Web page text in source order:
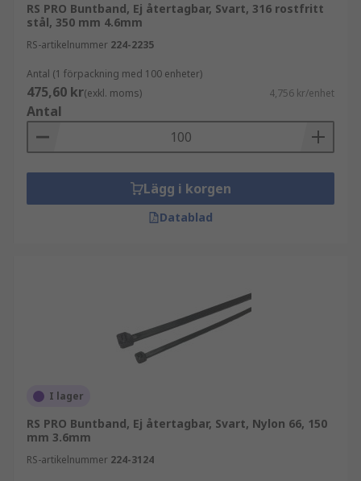
RS PRO Buntband, Ej återtagbar, Svart, 316 rostfritt
stål, 350 mm 4.6mm
RS-artikelnummer 224-2235
Antal (1 förpackning med 100 enheter)
475,60 kr(exkl. moms) 4,756 kr/enhet
Antal
Lägg i korgen
Datablad
I lager
RS PRO Buntband, Ej återtagbar, Svart, Nylon 66, 150
mm 3.6mm
RS-artikelnummer 224-3124